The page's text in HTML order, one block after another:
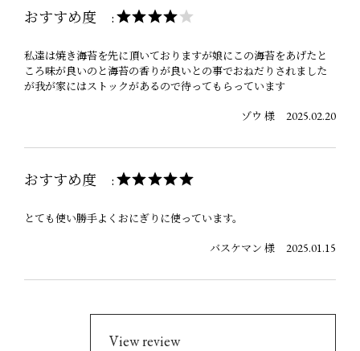
おすすめ度 :
私達は焼き海苔を先に頂いておりますが娘にこの海苔をあげたと
ころ味が良いのと海苔の香りが良いとの事でおねだりされました
が我が家にはストックがあるので待ってもらっています
ゾウ 様 2025.02.20
おすすめ度 :
とても使い勝手よくおにぎりに使っています。
バスケマン 様 2025.01.15
View review